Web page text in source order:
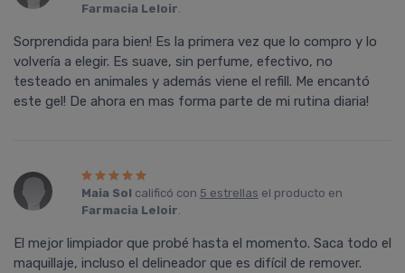
Farmacia Leloir.
Sorprendida para bien! Es la primera vez que lo compro y lo
volvería a elegir. Es suave, sin perfume, efectivo, no
testeado en animales y además viene el refill. Me encantó
este gel! De ahora en mas forma parte de mi rutina diaria!
Maia Sol calificó con 5 estrellas el producto en
Farmacia Leloir.
El mejor limpiador que probé hasta el momento. Saca todo el
maquillaje, incluso el delineador que es difícil de remover.